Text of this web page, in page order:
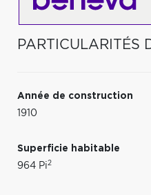
PARTICULARITÉS
Année de construction
1910
Superficie habitable
964 Pi2